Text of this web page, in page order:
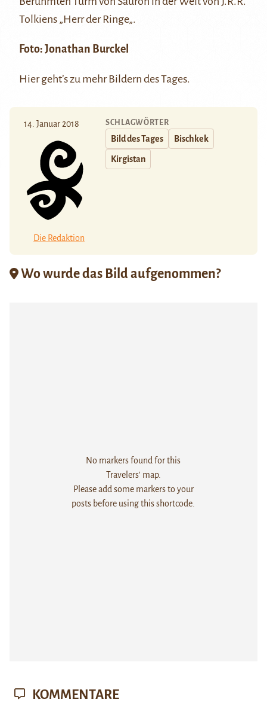
Tolkiens „Herr der Ringe„.
Foto: Jonathan Burckel
Hiergeht’s zu mehr Bildern des Tages.
14. Januar 2018
Die Redaktion
SCHLAGWÖRTER
Bild des Tages Bischkek
Kirgistan
Wo wurde das Bild aufgenommen?
No markers found for this
Travelers' map.
Please add some markers to your
posts before using this shortcode.
KOMMENTARE